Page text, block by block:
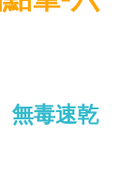
無毒速乾